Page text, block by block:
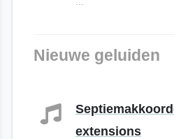
Nieuwe geluiden
extensions